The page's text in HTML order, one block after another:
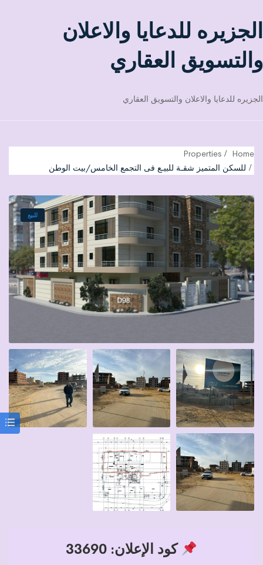
الجزيره للدعايا والاعلان
والتسويق العقاري
الجزيره للدعايا والاعلان والتسويق العقاري
Home
Properties
للسكن المتميز شقـة للبيـع فى التجمع الخامس/بيت الوطن
للبيع
كود الإعلان: 33690